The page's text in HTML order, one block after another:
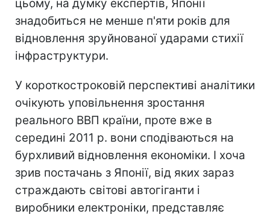
цьому, на думку експертів, Японії
знадобиться не менше п'яти років для
відновлення зруйнованої ударами стихії
інфраструктури.
У короткостроковій перспективі аналітики
очікують уповільнення зростання
реального ВВП країни, проте вже в
середині 2011 р. вони сподіваються на
бурхливий відновлення економіки. І хоча
зрив постачань з Японії, від яких зараз
страждають світові автогіганти і
виробники електроніки, представляє